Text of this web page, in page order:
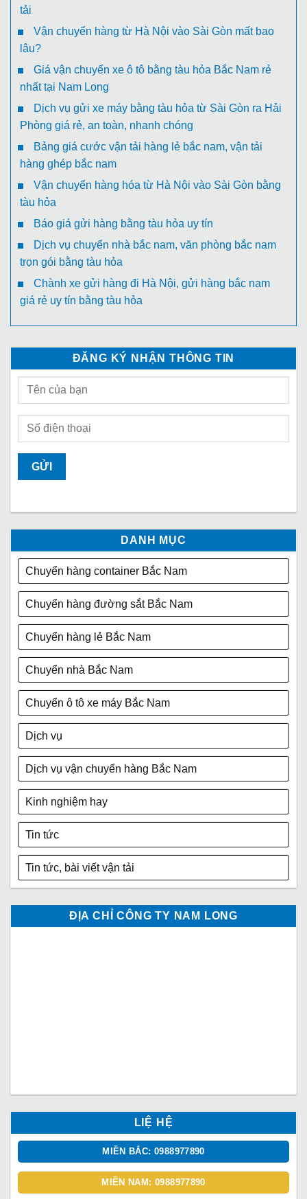
tải
Vận chuyển hàng từ Hà Nội vào Sài Gòn mất bao
lâu?
Giá vận chuyển xe ô tô bằng tàu hỏa Bắc Nam rẻ
nhất tại Nam Long
Dịch vụ gửi xe máy bằng tàu hỏa từ Sài Gòn ra Hải
Phòng giá rẻ, an toàn, nhanh chóng
Bảng giá cước vận tải hàng lẻ bắc nam, vận tải
hàng ghép bắc nam
Vận chuyển hàng hóa từ Hà Nội vào Sài Gòn bằng
tàu hỏa
Báo giá gửi hàng bằng tàu hỏa uy tín
Dịch vụ chuyển nhà bắc nam, văn phòng bắc nam
trọn gói bằng tàu hỏa
Chành xe gửi hàng đi Hà Nội, gửi hàng bắc nam
giá rẻ uy tín bằng tàu hỏa
ĐĂNG KÝ NHẬN THÔNG TIN
DANH MỤC
Chuyển hàng container Bắc Nam
Chuyển hàng đường sắt Bắc Nam
Chuyển hàng lẻ Bắc Nam
Chuyển nhà Bắc Nam
Chuyển ô tô xe máy Bắc Nam
Dịch vụ
Dịch vụ vận chuyển hàng Bắc Nam
Kinh nghiệm hay
Tin tức
Tin tức, bài viết vận tải
ĐỊA CHỈ CÔNG TY NAM LONG
LIỆ HỆ
MIỀN BẮC: 0988977890
MIỀN NAM: 0988977890